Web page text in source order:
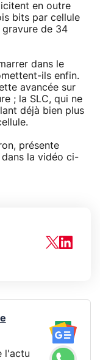
en outre
bits par cellule
de 34
dans le
ils enfin.
avancée sur
; la SLC, qui ne
déjà bien plus
présente
la vidéo ci-
l'actu